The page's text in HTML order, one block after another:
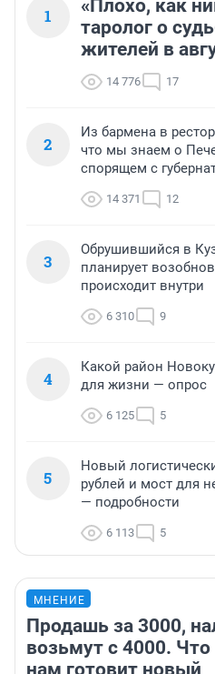
1
«Плохо, как
таролог о
жителей в
14 776 17
2
Из бармена в
что мы знаем о
спорящем с
14 371 12
3
Обрушившийся в
планирует
происходит внутри
6 310 9
4
Какой район
для жизни — опрос
6 125 5
5
Новый
рублей и мост для
— подробности
6 113 5
МНЕНИЕ
Продашь за 3000,
возьмут с 4000. Что
нам готовит новый